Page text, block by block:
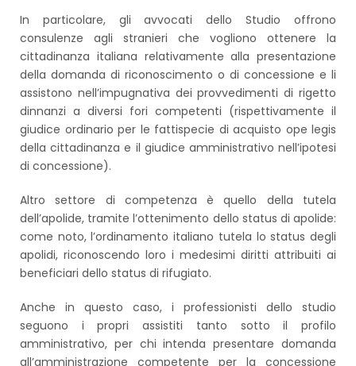
In particolare, gli avvocati dello Studio offrono
consulenze agli stranieri che vogliono ottenere la
cittadinanza italiana relativamente alla presentazione
della domanda di riconoscimento o di concessione e li
assistono nell’impugnativa dei provvedimenti di rigetto
dinnanzi a diversi fori competenti (rispettivamente il
giudice ordinario per le fattispecie di acquisto ope legis
della cittadinanza e il giudice amministrativo nell’ipotesi
di concessione).
Altro settore di competenza è quello della tutela
dell’apolide, tramite l’ottenimento dello status di apolide:
come noto, l’ordinamento italiano tutela lo status degli
apolidi, riconoscendo loro i medesimi diritti attribuiti ai
beneficiari dello status di rifugiato.
Anche in questo caso, i professionisti dello studio
seguono i propri assistiti tanto sotto il profilo
amministrativo, per chi intenda presentare domanda
all’amministrazione competente per la concessione